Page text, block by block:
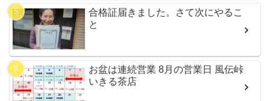
合格証届きました。さて次にやるこ
と
お盆は連続営業 8月の営業日 風伝峠
いきる茶店